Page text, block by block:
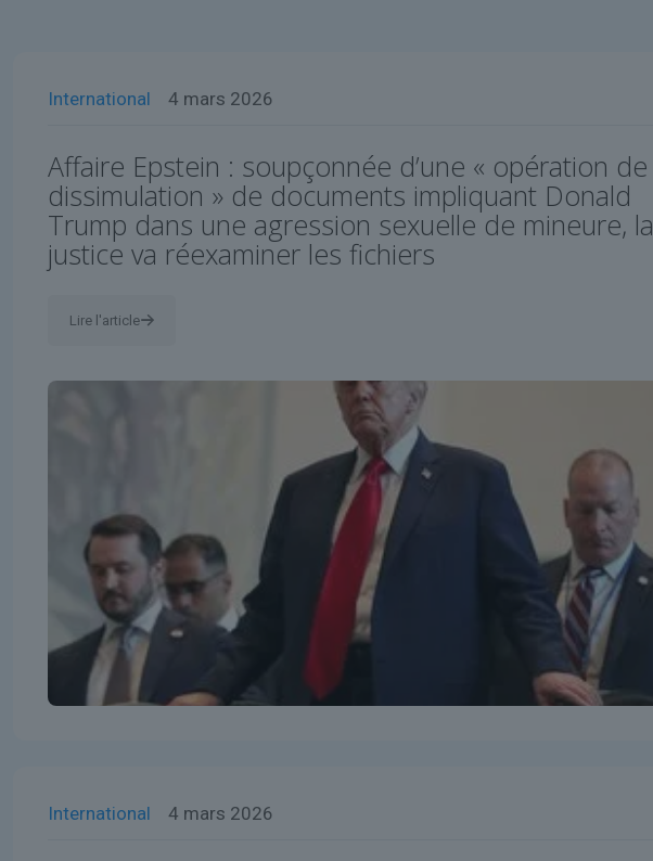
International 4 mars 2026
Affaire Epstein : soupçonnée d’une « opération de
dissimulation » de documents impliquant Donald
Trump dans une agression sexuelle de mineure, la
justice va réexaminer les fichiers
Lire l'article
International 4 mars 2026